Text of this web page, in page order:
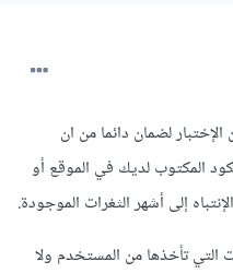
لضمان دائما من ان
المكتوب لديك في الموقع أو
إلى أشهر الثغرات الموجودة.
التي تأخذها من المستخدم ولا